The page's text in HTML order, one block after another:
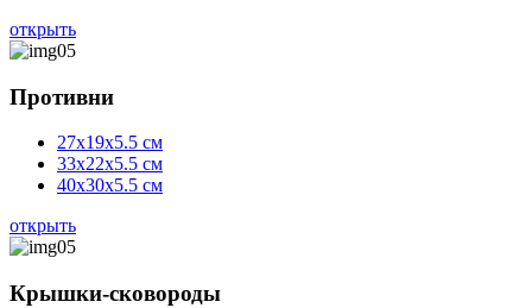
открыть
Противни
27x19x5.5 см
33x22x5.5 см
40x30x5.5 см
открыть
Крышки-сковороды